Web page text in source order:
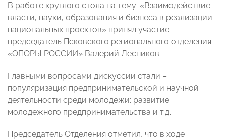
В работе круглого стола на тему: «Взаимодействие
власти, науки, образования и бизнеса в реализации
национальных проектов» принял участие
председатель Псковского регионального отделения
«ОПОРЫ РОССИИ» Валерий Лесников.
Главными вопросами дискуссии стали –
популяризация предпринимательской и научной
деятельности среди молодежи; развитие
молодежного предпринимательства и т.д.
Председатель Отделения отметил, что в ходе